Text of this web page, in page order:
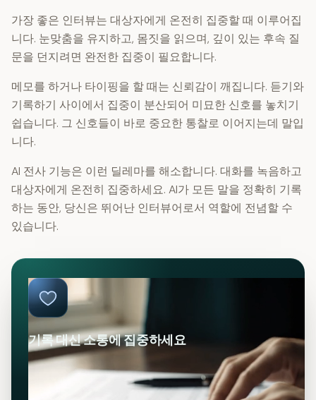
가장 좋은 인터뷰는 대상자에게 온전히 집중할 때 이루어집
니다. 눈맞춤을 유지하고, 몸짓을 읽으며, 깊이 있는 후속 질
문을 던지려면 완전한 집중이 필요합니다.
메모를 하거나 타이핑을 할 때는 신뢰감이 깨집니다. 듣기와
기록하기 사이에서 집중이 분산되어 미묘한 신호를 놓치기
쉽습니다. 그 신호들이 바로 중요한 통찰로 이어지는데 말입
니다.
AI 전사 기능은 이런 딜레마를 해소합니다. 대화를 녹음하고
대상자에게 온전히 집중하세요. AI가 모든 말을 정확히 기록
하는 동안, 당신은 뛰어난 인터뷰어로서 역할에 전념할 수
있습니다.
기록 대신 소통에 집중하세요